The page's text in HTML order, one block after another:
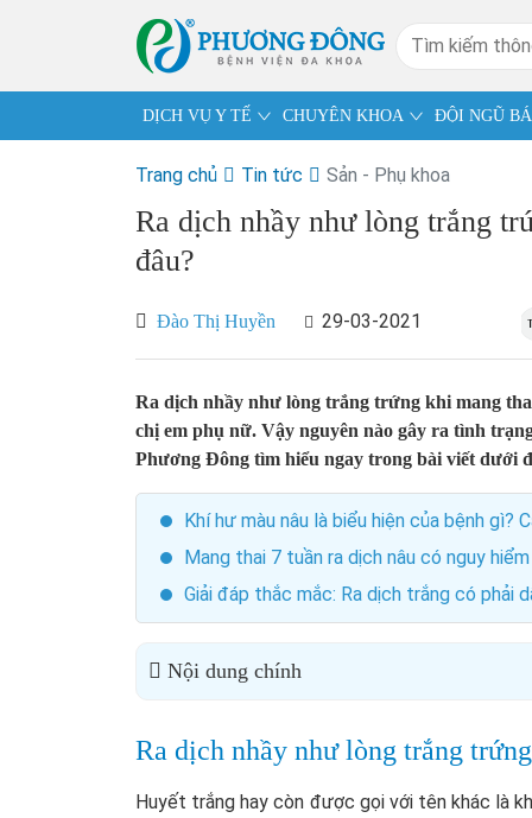
DỊCH VỤ Y TẾ CHUYÊN KHOA ĐỘI NGŨ
Trang chủ Tin tức Sản - Phụ khoa
Ra dịch nhầy như lòng trắng
đâu?
Đào Thị Huyền 29-03-2021
Ra dịch nhầy như lòng trắng trứng khi mang
chị em phụ nữ. Vậy nguyên nào gây ra tình
Phương Đông tìm hiểu ngay trong bài viết dưới
Khí hư màu nâu là biểu hiện của bệnh gì?
Mang thai 7 tuần ra dịch nâu có nguy
Giải đáp thắc mắc: Ra dịch trắng có phải
Nội dung chính
Ra dịch nhầy như lòng trắng
Huyết trắng hay còn được gọi với tên khác là